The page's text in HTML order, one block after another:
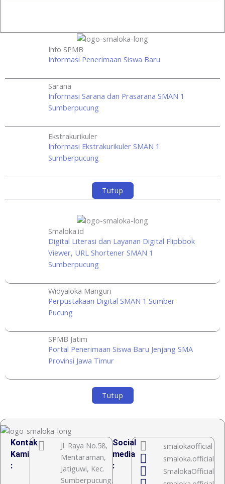
Info SPMB
Informasi Penerimaan Siswa Baru
Sarana
Informasi Sarana dan Prasarana SMAN 1
Sumberpucung
Ekstrakurikuler
Informasi Ekstrakurikuler SMAN 1
Sumberpucung
Tutup
Smaloka.id
Digital Literasi dan Layanan Digital Flipbbok
Viewer, URL Shortener SMAN 1
Sumberpucung
Widyaloka Manguri
Perpustakaan Digital SMAN 1 Sumber
Pucung
SPMB Jatim
Portal Penerimaan Siswa Baru Jenjang SMA
Provinsi Jawa Timur
Tutup
Kontak
Kami
:
Jl. Raya No.58,
Mentaraman,
Jatiguwi, Kec.
Sumberpucung,
Social
media
:
smalokaofficial
smaloka.official
SmalokaOfficial